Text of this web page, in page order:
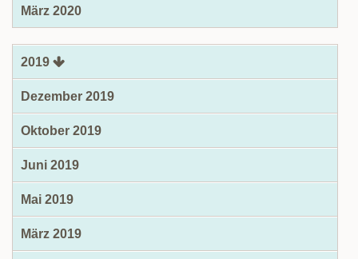
März 2020
2019
Dezember 2019
Oktober 2019
Juni 2019
Mai 2019
März 2019